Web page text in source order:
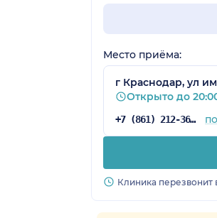
Место приёма:
г Краснодар, ул
Открыто до
+7 (861) 212-36-39
Клиника перезвонит